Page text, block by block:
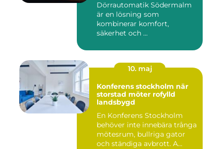
Dörrautomatik Södermalm
är en lösning som
kombinerar komfort,
säkerhet och ...
10. maj
Konferens stockholm när
storstad möter rofylld
landsbygd
En Konferens Stockholm
behöver inte innebära trånga
mötesrum, bullriga gator
och ständiga avbrott. A...